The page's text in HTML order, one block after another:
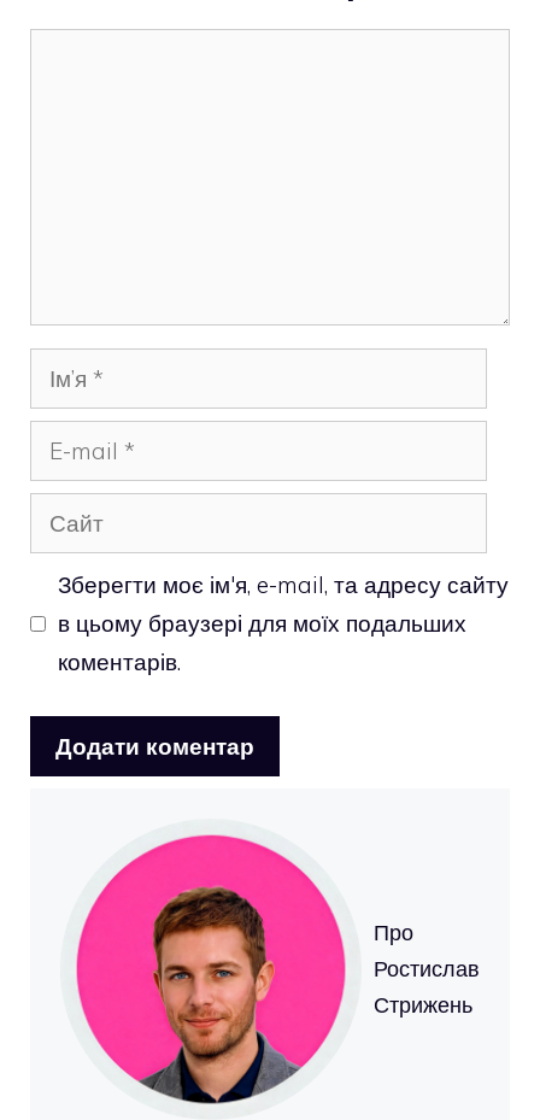
Ім’я
mail
Сайт
Зберегти моє ім'я, e-mail, та адресу сайту
в цьому браузері для моїх подальших
коментарів.
Про
Ростислав
Стрижень